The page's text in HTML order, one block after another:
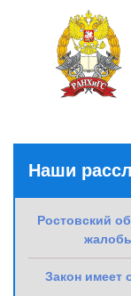
Наши
Ростовский
Закон имеет